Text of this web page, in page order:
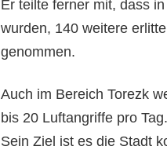
Er teilte ferner mit, dass
wurden, 140 weitere
genommen.
Auch im Bereich Torezk
bis 20 Luftangriffe pro
Sein Ziel ist es die Stadt